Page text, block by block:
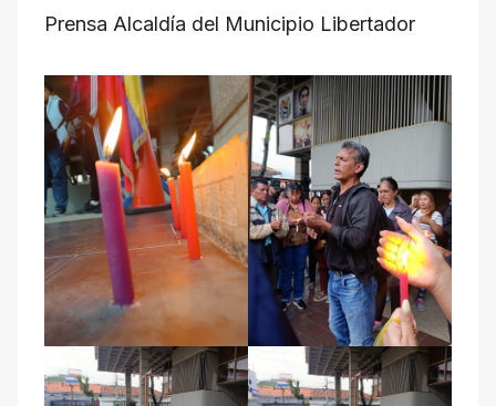
​Prensa Alcaldía del Municipio Libertador